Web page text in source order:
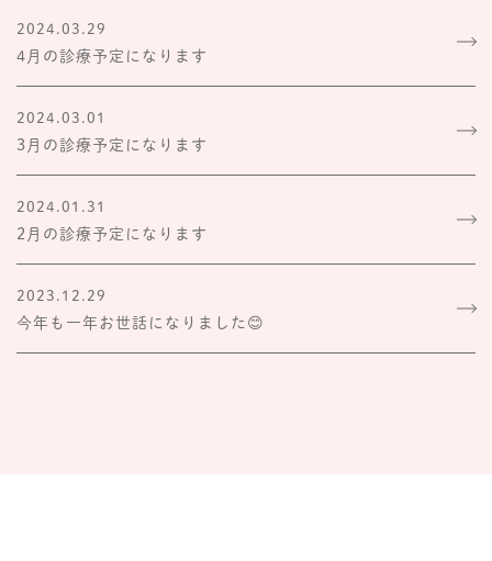
2024.03.29
4月の診療予定になります
2024.03.01
3月の診療予定になります
2024.01.31
2月の診療予定になります
2023.12.29
今年も一年お世話になりました😊